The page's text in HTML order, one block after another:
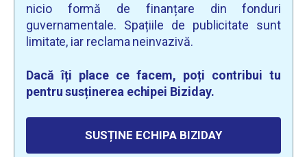
nicio formă de finanțare din fonduri
guvernamentale. Spațiile de publicitate sunt
limitate, iar reclama neinvazivă.
Dacă îți place ce facem, poți contribui tu
pentru susținerea echipei Biziday.
SUSȚINE ECHIPA BIZIDAY